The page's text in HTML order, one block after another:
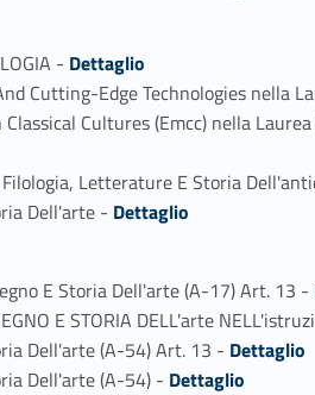
- Link identifier #identifier_person_160697-1
Dettaglio
Cutting-Edge Technologies nella
Cultures (Emcc) nella
Letterature E Storia
Dell'arte - Link identifier #identifier_person_144099-5
Dettaglio
E Storia Dell'arte (A-17) Art. 13 -
E STORIA DELL'arte
Dell'arte (A-54) Art. 13 - Link identifier #identifier_person_134380-3
Dettaglio
Dell'arte (A-54) - Link identifier #identifier_person_89439-4
Dettaglio